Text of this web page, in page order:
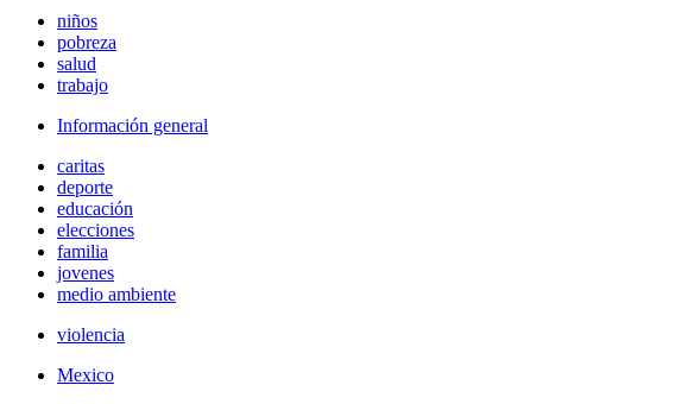
niños
pobreza
salud
trabajo
Información general
caritas
deporte
educación
elecciones
familia
jovenes
medio ambiente
violencia
Mexico